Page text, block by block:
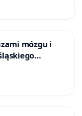
mózgu i